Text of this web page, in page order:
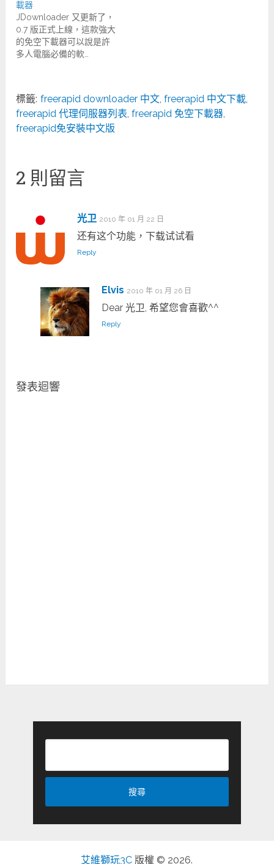
載器
JDownloader 又更新了，
0.7 版正式上線，這款強大
的免空下載器可以說是許
多人電腦必備的軟…
標籤: freerapid downloader 中文 ,freerapid 中文下載
freerapid 代理伺服器列表 ,freerapid 免空下載器
freerapid免安裝中文版
2 則留言
光卫 2010 年 01 月 22 日
还有这个功能，下载试试看
Reply
Elvis 2010 年 01 月 26 日
Dear 光卫, 希望您會喜歡^^
Reply
發表迴響
艾維獅玩3C 版權 © 2026.